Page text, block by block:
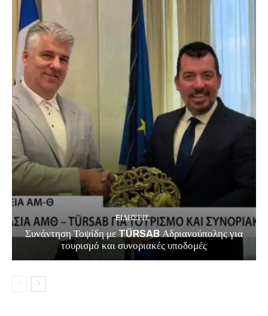
EΙΔΗΣΕΙΣ
Συνάντηση Τοψίδη με TÜRSAB Αδριανούπολης για
τουρισμό και συνοριακές υποδομές